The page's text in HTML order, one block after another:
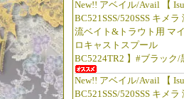
New!! アベイル/Avail 【
BC521SSS/520SSS キメラ
流ベイト&トラウト用 マ
ロキャストスプール
BC5224TR2 】#ブラック/
New!! アベイル/Avail 【
BC521SSS/520SSS キメラ